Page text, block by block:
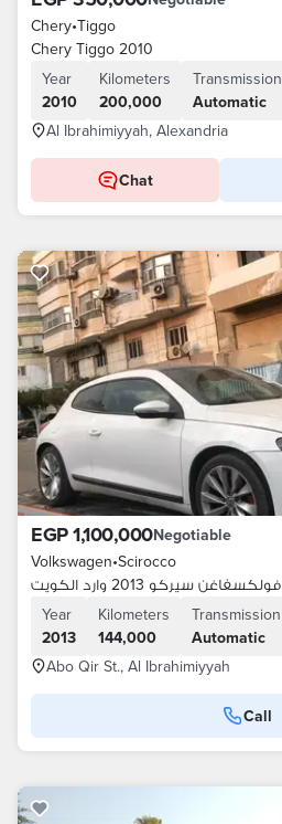
Chery•Tiggo
Chery Tiggo 2010
Year
2010
Kilometers
200,000
Transmission
Automatic
Al Ibrahimiyyah, Alexandria
Chat
EGP 1,100,000Negotiable
Volkswagen•Scirocco
Year
2013
Kilometers
144,000
Transmission
Automatic
Abo Qir St., Al Ibrahimiyyah
Call